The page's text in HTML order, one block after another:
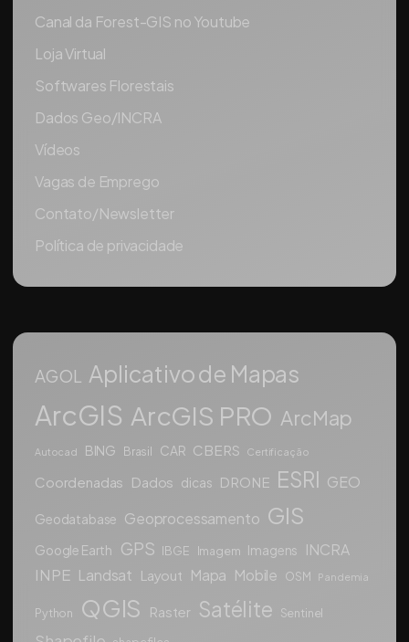
Canal da Forest-GIS no Youtube
Loja Virtual
Softwares Florestais
Dados Geo/INCRA
Vídeos
Vagas de Emprego
Contato/Newsletter
Política de privacidade
AGOL Aplicativo de Mapas
ArcGIS ArcGIS PRO ArcMap
Autocad BING Brasil CAR CBERS Certificação
Coordenadas Dados dicas DRONE ESRI GEO
Geodatabase Geoprocessamento GIS
Google Earth GPS IBGE Imagem Imagens
INCRA
INPE Landsat Layout Mapa Mobile OSM Pandemia
Python QGIS Raster Satélite Sentinel